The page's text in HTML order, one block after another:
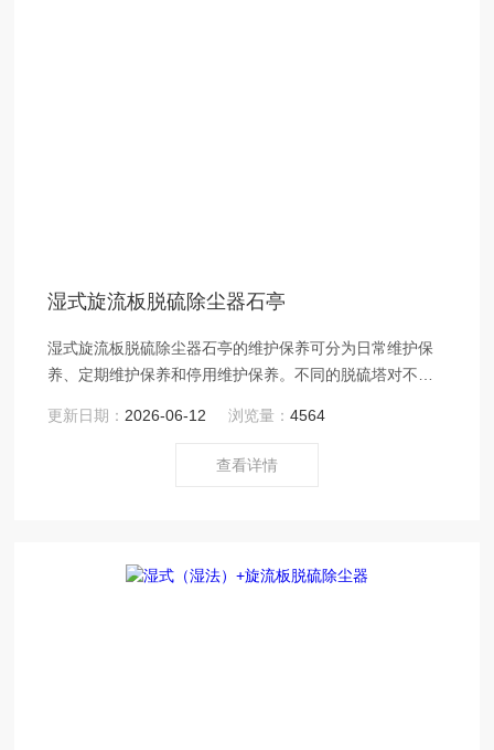
湿式旋流板脱硫除尘器石亭
湿式旋流板脱硫除尘器石亭的维护保养可分为日常维护保
养、定期维护保养和停用维护保养。不同的脱硫塔对不同
更新日期： 2026-06-12 浏览量：4564
查看详情